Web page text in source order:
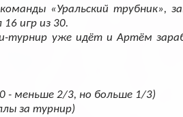
«Уральский трубник»,
игр из 30.
турнир уже идёт и Артём
- меньше 2/3, но больше 1/3)
за турнир)